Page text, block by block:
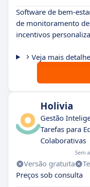
Software de bem-
de monitoramento
incentivos
Veja mais
Holivia
Gestão
Tarefas para
Colaborativas
Sem
Versão gratuita
Preços sob consulta